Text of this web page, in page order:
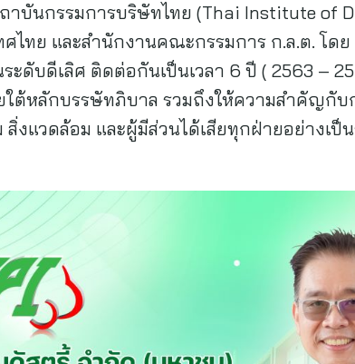
าบันกรรมการบริษัทไทย (Thai Institute of
ไทย และสำนักงานคณะกรรมการ ก.ล.ต. โด
ระดับดีเลิศ ติดต่อกันเป็นเวลา 6 ปี ( 2563 –
ใต้หลักบรรษัทภิบาล รวมถึงให้ความสำคัญกั
แวดล้อม และผู้มีส่วนได้เสียทุกฝ่ายอย่างเป็